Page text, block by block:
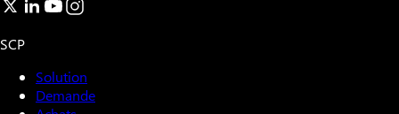
SCP
Solution
Demande